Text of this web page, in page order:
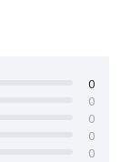
0
0
0
0
0